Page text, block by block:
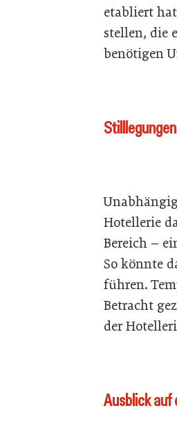
etabliert
stellen, die
benötigen
Hotellerie
Bereich –
So könnte
führen.
Betracht
der
Ausblick auf